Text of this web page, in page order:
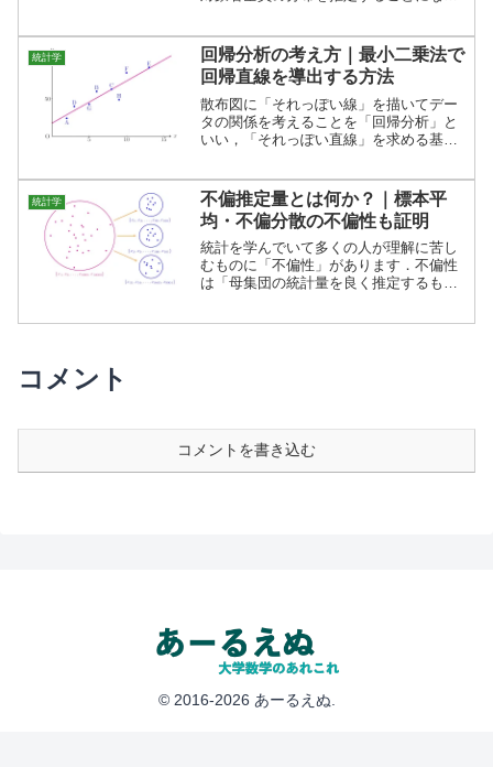
推定法」「尤度関数」の考え方を解説し
ます．
統計学
回帰分析の考え方｜最小二乗法で
回帰直線を導出する方法
散布図に「それっぽい線」を描いてデー
タの関係を考えることを「回帰分析」と
いい，「それっぽい直線」を求める基本
します．
統計学
不偏推定量とは何か？｜標本平
均・不偏分散の不偏性も証明
統計を学んでいて多くの人が理解に苦し
むものに「不偏性」があります．不偏性
は「母集団の統計量を良く推定するも
コメント
コメントを書き込む
© 2016-2026 あーるえぬ.